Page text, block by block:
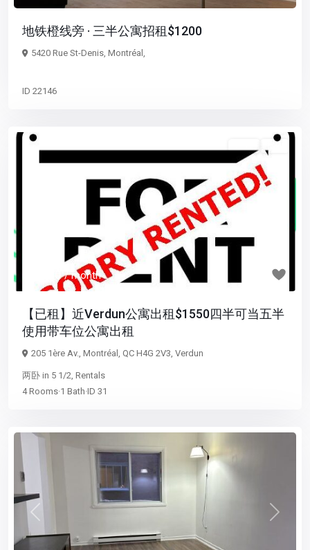
地铁橙线旁 · 三半公寓招租$1200
5420 Rue St-Denis, Montréal,
ID 22146
$ 1,550/ month
【已租】近Verdun公寓出租$1550四半可当五半
使用带车位公寓出租
205 1ère Av., Montréal, QC H4G 2V3, Verdun
两卧 in 5 1/2, Rentals
4Rooms·1 Bath·ID 31
Previous Next